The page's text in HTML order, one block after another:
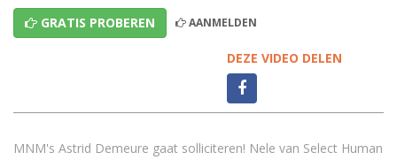
GRATIS PROBEREN AANMELDEN
DEZE VIDEO DELEN
MNM's Astrid Demeure gaat solliciteren! Nele van Select Human